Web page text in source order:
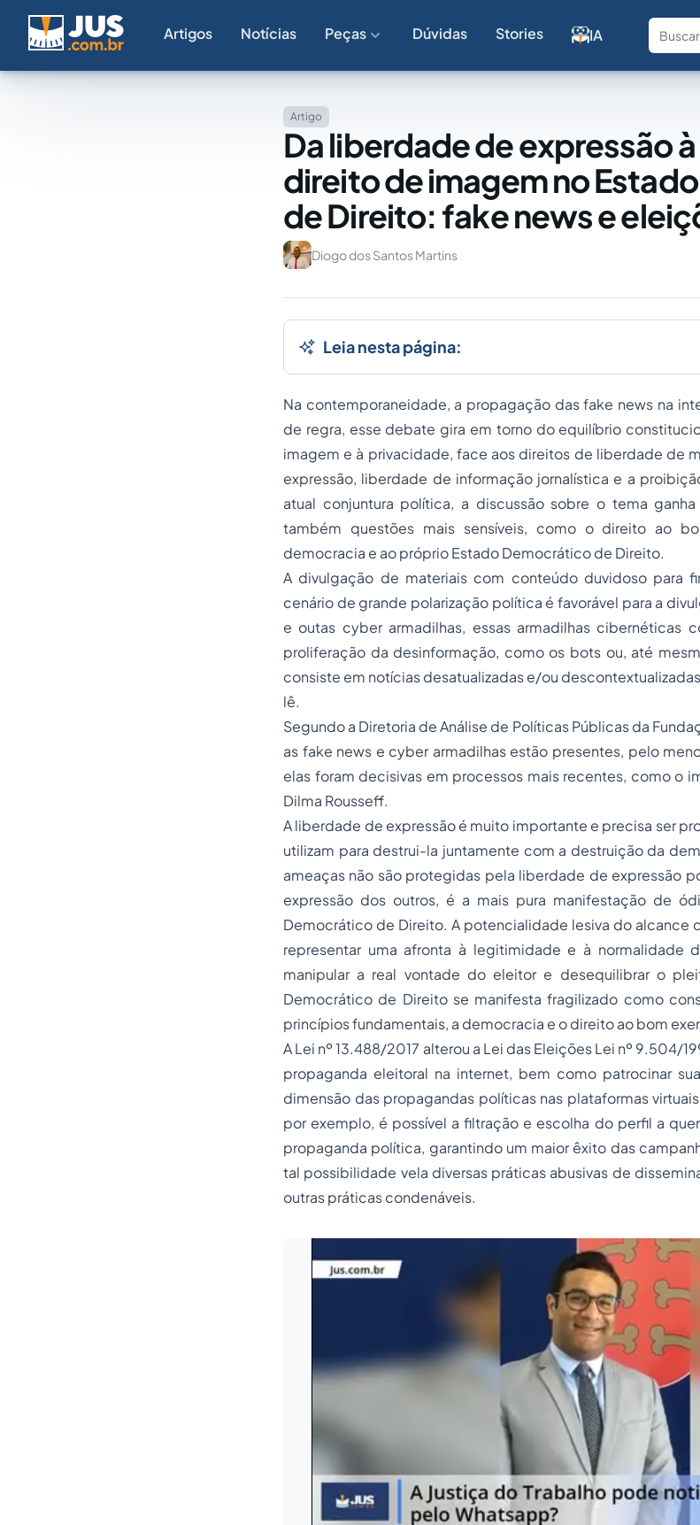
Artigos Notícias Peças Dúvidas Stories IA
Artigo
Da liberdade de expressão
direito de imagem no
de Direito: fake news e
Diogo dos Santos Martins
Leia nesta página:
Na contemporaneidade, a propagação dasfake news na
de regra, esse debate gira em torno do equilíbrio
imagem e à privacidade, face aos direitos de liberdade de
expressão, liberdade de informação jornalística e a
atual conjuntura política, a discussão sobre o tema
também questões mais sensíveis, como o direito ao
democracia e ao próprio Estado Democrático de Direito.
A divulgação de materiais com conteúdo duvidoso para
cenário de grande polarização política é favorável para a
e outas cyberarmadilhas, essas armadilhas cibernéticas
proliferação da desinformação, como os botsou, até
consiste em notícias desatualizadas e/ou
lê.
Segundo a Diretoria de Análise de Políticas Públicas da
as fake news e cyberarmadilhas estão presentes, pelo
elas foram decisivas em processos mais recentes, como o
Dilma Rousseff.
A liberdade de expressão é muito importante e precisa ser
utilizam para destrui-la juntamente com a destruição da
ameaças não são protegidas pela liberdade de expressão
expressão dos outros, é a mais pura manifestação de
Democrático de Direito. A potencialidade lesiva do alcance
representar uma afronta à legitimidade e à normalidade
manipular a real vontade do eleitor e desequilibrar o
Democrático de Direito se manifesta fragilizado como
princípios fundamentais, a democracia e o direito ao bom
A Lei nº 13.488/2017 alterou a Lei das Eleições Lei nº 9.504/
propaganda eleitoral na internet, bem como patrocinar
dimensão das propagandas políticas nas plataformas
por exemplo, é possível a filtração e escolha do perfil a
propaganda política, garantindo um maior êxito das
tal possibilidade vela diversas práticas abusivas de
outras práticas condenáveis.